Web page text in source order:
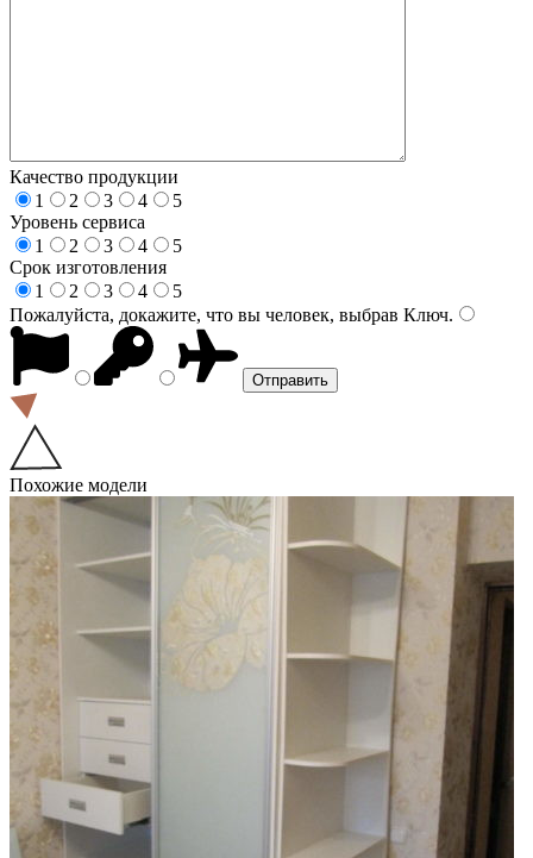
Качество продукции
1
2 3 4
5
Уровень сервиса
1
2 3 4
5
Срок изготовления
1
2 3 4
5
Пожалуйста, докажите, что вы человек, выбрав Ключ.
Похожие модели